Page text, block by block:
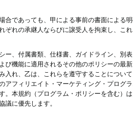
合であっても、甲による事前の書面による
ぞれの承継人ならびに譲受人を拘束し、こ
ー、付属書類、仕様書、ガイドライン、別
び機能に適用されるその他のポリシーの最
入れ、乙は、これらを遵守することにつ
アフィリエイト・マーケティング・プログ
。本規約（プログラム・ポリシーを含む）
議に優先します。